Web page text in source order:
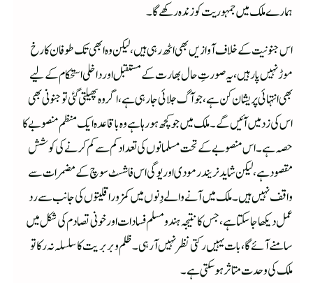
ہمارے ملک میں جمہوریت کو زندہ رکھے گا۔
اس جنونیت کے خلاف آوازیں بھی اٹھ رہی ہیں، لیکن وہ ابھی تک طوفان کا رخ
موڑ نہیں پا رہیں، یہ صورتِ حال بھارت کے مستقبل اور داخلی استحکام کے لیے
بھی انتہائی پریشان کن ہے، جو آگ جلائی جا رہی ہے، اگر وہ پھیلتی گئی تو جنونی بھی
اس کی زد میں آئیں گے۔ ملک میں جو کچھ ہو رہا ہے وہ باقاعدہ ایک منظم منصوبے کا
حصہ ہے۔ اس منصوبے کے تحت مسلمانوں کی تعداد کم سے کم کرنے کی کوشش
مقصود ہے، لیکن شاید نریندر مودی اور یوگی اس فاشسٹ سوچ کے مضمرات سے
واقف نہیں ہیں۔ ملک میں آنے والے دِنوں میں کمزور اقلیتوں کی جانب سے رد
عمل دیکھا جا سکتا ہے، جس کا نتیجہ ہندو مسلم فسادات اور خونی تصادم کی شکل میں
سامنے آئے گا، بات یہیں رکتی نظر نہیں آ رہی۔ ظلم و بربریت کا سلسلہ نہ رکا تو
ملک کی وحدت متاثر ہو سکتی ہے۔